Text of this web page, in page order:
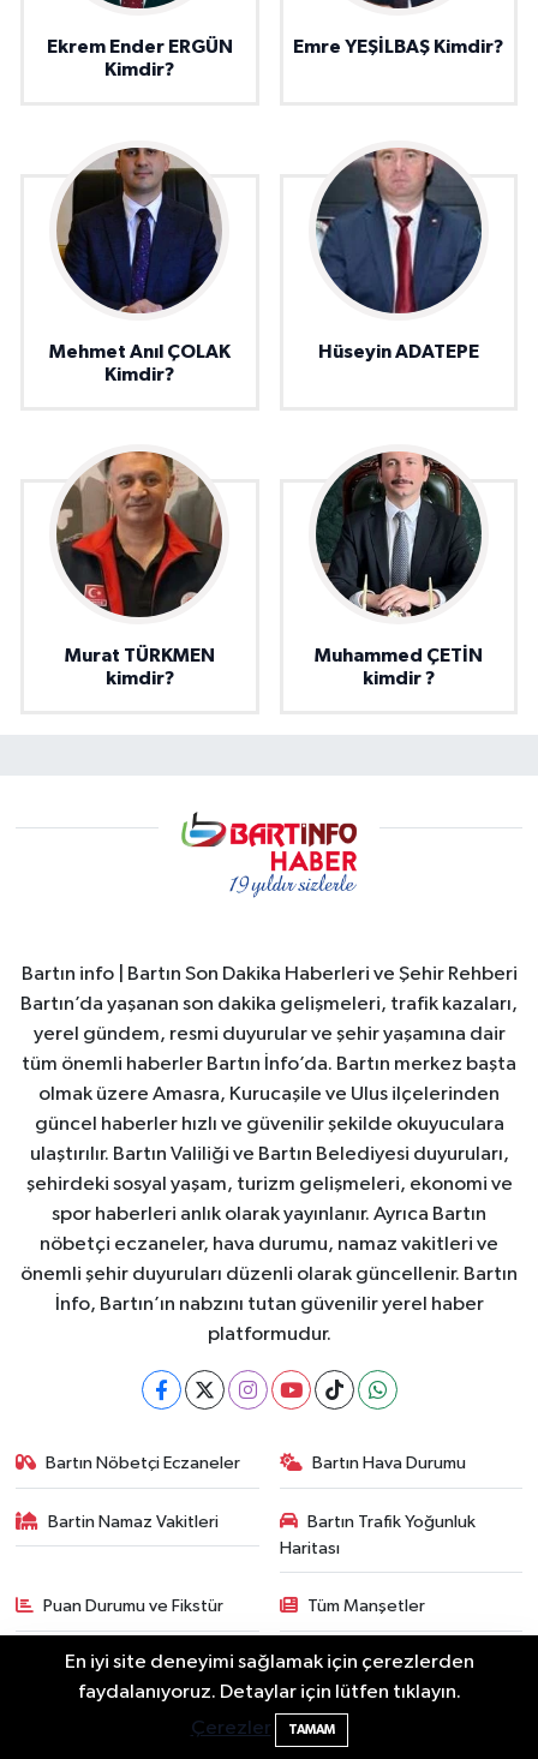
Ekrem Ender ERGÜN
Kimdir?
Emre YEŞİLBAŞ Kimdir?
Mehmet Anıl ÇOLAK
Kimdir?
Hüseyin ADATEPE
Murat TÜRKMEN
kimdir?
Muhammed ÇETİN
kimdir ?
Bartın info | Bartın Son Dakika Haberleri ve Şehir Rehberi
Bartın’da yaşanan son dakika gelişmeleri, trafik kazaları,
yerel gündem, resmi duyurular ve şehir yaşamına dair
tüm önemli haberler Bartın İnfo’da. Bartın merkez başta
olmak üzere Amasra, Kurucaşile ve Ulus ilçelerinden
güncel haberler hızlı ve güvenilir şekilde okuyuculara
ulaştırılır. Bartın Valiliği ve Bartın Belediyesi duyuruları,
şehirdeki sosyal yaşam, turizm gelişmeleri, ekonomi ve
spor haberleri anlık olarak yayınlanır. Ayrıca Bartın
nöbetçi eczaneler, hava durumu, namaz vakitleri ve
önemli şehir duyuruları düzenli olarak güncellenir. Bartın
İnfo, Bartın’ın nabzını tutan güvenilir yerel haber
platformudur.
Bartın Nöbetçi Eczaneler Bartın Hava Durumu
Bartin Namaz Vakitleri
Bartın Trafik Yoğunluk
Haritası
Puan Durumu ve Fikstür Tüm Manşetler
Son Dakika Haberleri Haber Arşivi
En iyi site deneyimi sağlamak için çerezlerden
faydalanıyoruz. Detaylar için lütfen tıklayın.
Çerezler
TAMAM
Bartın'da Şafak Operasyonu: 5 Gözaltı, 4
Şüpheli Aranıyor